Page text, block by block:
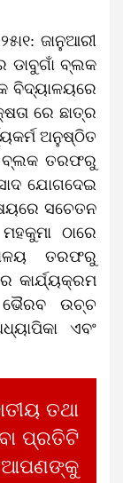
ଜାନୁଆରୀ
ଡାବୁଗାଁ ବ୍ଲକ
ବିଦ୍ୟାଳୟରେ
ରେ ଛାତ୍ର
ଅନୁଷ୍ଠିତ
ବ୍ଲକ ତରଫରୁ
ଯୋଗଦେଇ
ସଚେତନ
ଠାରେ
ତରଫରୁ
କାର୍ଯ୍ୟକ୍ରମ
ଭୈରବ ଉଚ୍ଚ
ଏବଂ
ତଥା
ପ୍ରତିଟି
ଆପଣଙ୍କୁ